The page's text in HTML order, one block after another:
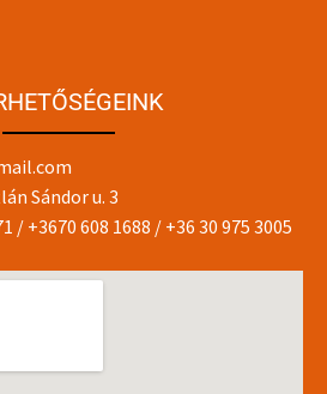
Sándor u. 3
/ +3670 608 1688 / +36 30 975 3005